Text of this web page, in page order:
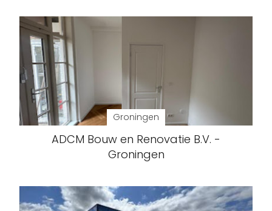
Groningen
ADCM Bouw en Renovatie B.V. -
Groningen